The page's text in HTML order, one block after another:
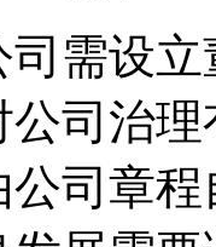
设立
司治
司章